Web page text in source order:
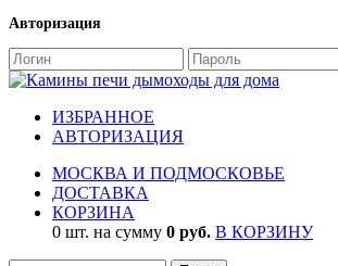
Авторизация
ИЗБРАННОЕ
АВТОРИЗАЦИЯ
МОСКВА И ПОДМОСКОВЬЕ
ДОСТАВКА
КОРЗИНА
0 шт. на сумму 0 руб. В КОРЗИНУ